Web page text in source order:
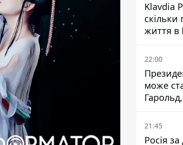
Klavdia
життя в
22:00
може
біль –
21:45
Росія